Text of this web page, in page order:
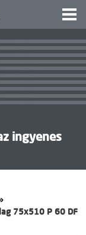
ingyenes
75x510 P 60 DF